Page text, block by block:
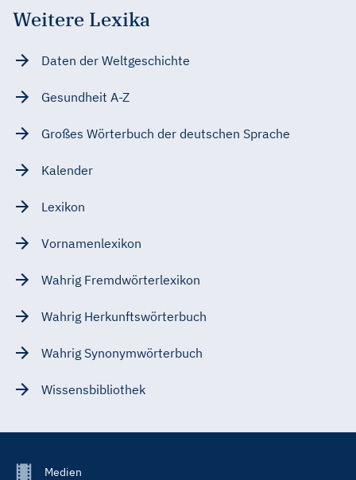
Weitere Lexika
Daten der Weltgeschichte
Gesundheit A-Z
Großes Wörterbuch der deutschen Sprache
Kalender
Lexikon
Vornamenlexikon
Wahrig Fremdwörterlexikon
Wahrig Herkunftswörterbuch
Wahrig Synonymwörterbuch
Wissensbibliothek
FooterMedien